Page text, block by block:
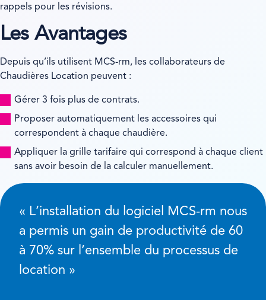
rappels pour les révisions.
Les Avantages
Depuis qu’ils utilisent MCS-rm, les collaborateurs de
Chaudières Location peuvent :
Gérer 3 fois plus de contrats.
Proposer automatiquement les accessoires qui
correspondent à chaque chaudière.
Appliquer la grille tarifaire qui correspond à chaque client
sans avoir besoin de la calculer manuellement.
« L’installation du logiciel MCS-rm nous
a permis un gain de productivité de 60
à 70% sur l’ensemble du processus de
location »